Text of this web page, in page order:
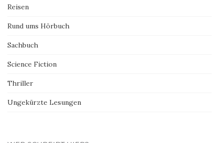
Reisen
Rund ums Hörbuch
Sachbuch
Science Fiction
Thriller
Ungekürzte Lesungen